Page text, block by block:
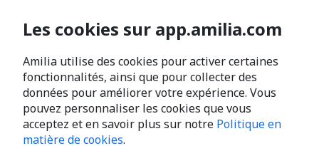
Les cookies sur app.amilia.com
Amilia utilise des cookies pour activer certaines
fonctionnalités, ainsi que pour collecter des
données pour améliorer votre expérience. Vous
pouvez personnaliser les cookies que vous
acceptez et en savoir plus sur notre Politique en
matière de cookies.